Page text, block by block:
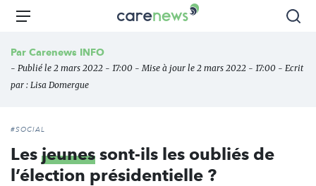
Aller
principal
Carenews,
des
Menu
Par Carenews INFO
- Publié le 2 mars 2022 - 17:00 - Mise à jour le 2 mars 2022 - 17:00 - Ecrit
par : Lisa Domergue
#SOCIAL
Les jeunes sont-ils les oubliés de
l’élection présidentielle ?